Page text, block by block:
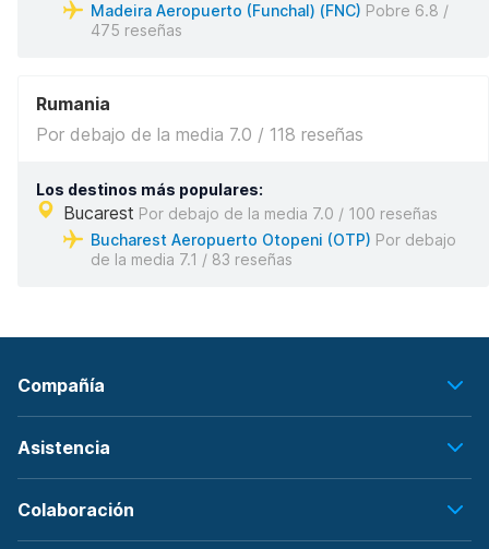
Madeira Aeropuerto (Funchal) (FNC) Pobre 6.8 /
475 reseñas
Rumania
Por debajo de la media 7.0 / 118 reseñas
Los destinos más populares:
Bucarest Por debajo de la media 7.0 / 100 reseñas
Bucharest Aeropuerto Otopeni (OTP) Por debajo
de la media 7.1 / 83 reseñas
Compañía
Asistencia
Colaboración